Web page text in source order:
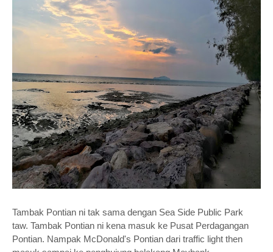
Tambak Pontian ni tak sama dengan Sea Side Public Park
taw. Tambak Pontian ni kena masuk ke Pusat Perdagangan
Pontian. Nampak McDonald's Pontian dari traffic light then